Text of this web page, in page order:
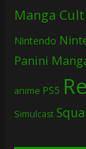
Manga Cult
Nintendo
Panini
anime PS5
Simulcast